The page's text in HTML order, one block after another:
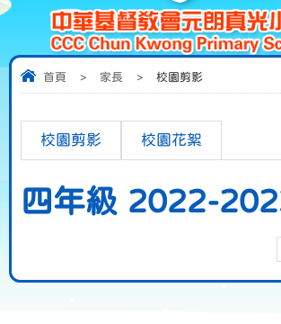
首頁 > 家長 > 校園剪影
校園剪影 校園花絮
四年級 2022-